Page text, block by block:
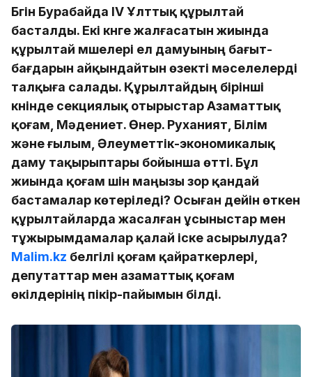
Бүгін Бурабайда IV Ұлттық құрылтай
басталды. Екі күнге жалғасатын жиында
құрылтай мүшелері ел дамуының бағыт-
бағдарын айқындайтын өзекті мәселелерді
талқыға салады. Құрылтайдың бірінші
күнінде секциялық отырыстар Азаматтық
қоғам, Мәдениет. Өнер. Руханият, Білім
және ғылым, Әлеуметтік-экономикалық
даму тақырыптары бойынша өтті. Бұл
жиында қоғам үшін маңызы зор қандай
бастамалар көтеріледі? Осыған дейін өткен
құрылтайларда жасалған ұсыныстар мен
тұжырымдамалар қалай іске асырылуда?
Malim.kz белгілі қоғам қайраткерлері,
депутаттар мен азаматтық қоғам
өкілдерінің пікір-пайымын білді.